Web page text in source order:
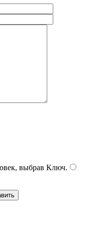
выбрав Ключ.